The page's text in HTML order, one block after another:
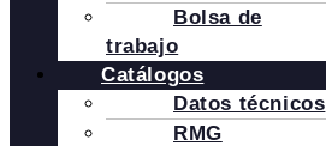
Bolsa de
trabajo
Catálogos
Datos técnicos
RMG